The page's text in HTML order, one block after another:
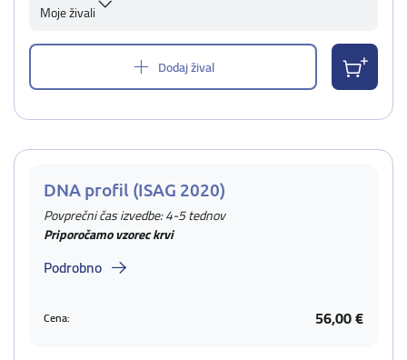
Moje živali
Dodaj žival
DNA profil (ISAG 2020)
Povprečni čas izvedbe: 4-5 tednov
Priporočamo vzorec krvi
Podrobno
Cena: 56,00 €